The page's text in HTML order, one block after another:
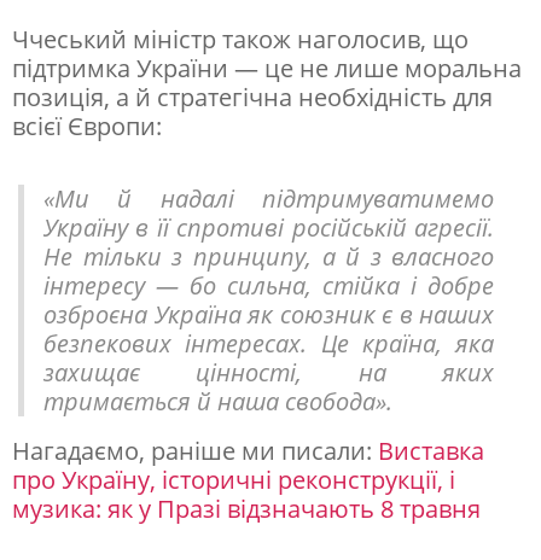
с
ь
к
х
в
:
«
П
Ччеський міністр також наголосив, що
підтримка України — це не лише моральна
позиція, а й стратегічна необхідність для
всієї Європи:
«Ми й надалі підтримуватимемо
Україну в її спротиві російській агресії.
Не тільки з принципу, а й з власного
інтересу — бо сильна, стійка і добре
озброєна Україна як союзник є в наших
безпекових інтересах. Це країна, яка
захищає цінності, на яких
тримається й наша свобода».
Нагадаємо, раніше ми писали: Виставка
про Україну, історичні реконструкції, і
музика: як у Празі відзначають 8 травня